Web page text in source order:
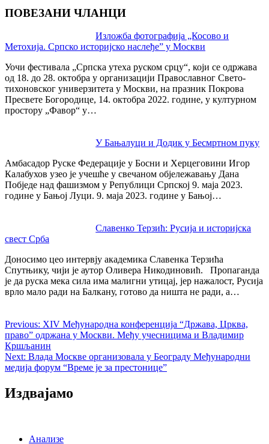
ПОВЕЗАНИ ЧЛАНЦИ
Изложба фотографија „Косово и
Метохија. Српско историјско наслеђе” у Москви
Уочи фестивала „Српска утеха руском срцу“, који се одржава
од 18. до 28. октобра у организацији Православног Свето-
тихоновског универзитета у Москви, на празник Покрова
Пресвете Богородице, 14. октобра 2022. године, у културном
простору „Фавор“ у…
У Бањалуци и Додик у Бесмртном пуку
Амбасадор Руске Федерације у Босни и Херцеговини Игор
Калабухов узео је учешће у свечаном објележавању Дана
Побједе над фашизмом у Републици Српској 9. маја 2023.
године у Бањој Луци. 9. маја 2023. године у Бањој…
Славенко Терзић: Русија и историјска
свест Срба
Доносимо цео интервју академика Славенка Терзића
Спутњику, чији је аутор Оливера Никодиновић. Пропаганда
је да руска мека сила има малигни утицај, јер нажалост, Русија
врло мало ради на Балкану, готово да ништа не ради, а…
navigation
Previous: XIV Међународна конференција “Држава, Црква,
право” одржана у Москви. Међу учесницима и Владимир
Кршљанин
Next: Влада Москве организовала у Београду Међународни
медија форум “Време је за престонице”
Издвајамо
Анализе